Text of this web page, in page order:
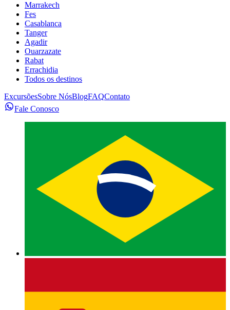
Marrakech
Fes
Casablanca
Tanger
Agadir
Ouarzazate
Rabat
Errachidia
Todos os destinos
ExcursõesSobre NósBlogFAQContato
Fale Conosco